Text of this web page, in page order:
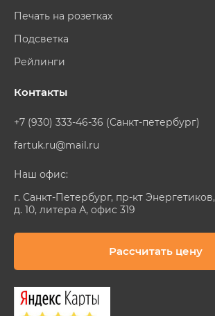
Печать на розетках
Подсветка
Рейлинги
Контакты
+7 (930) 333-46-36 (Санкт-петербург)
fartuk.ru@mail.ru
Наш офис:
г. Санкт-Петербург, пр-кт Энергетиков,
д. 10, литера А, офис 319
Рассчитать цену